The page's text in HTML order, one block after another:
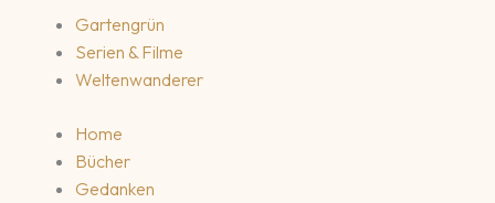
Gartengrün
Serien & Filme
Weltenwanderer
Home
Bücher
Gedanken